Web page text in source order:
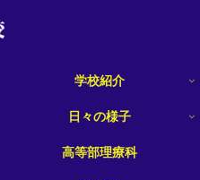
学校紹介
日々の様子
高等部理療科